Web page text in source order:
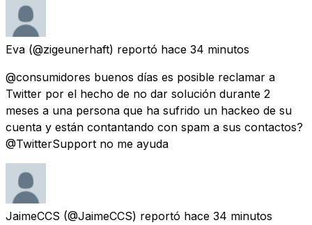
Eva (@zigeunerhaft) reportó hace 34 minutos
@consumidores buenos días es posible reclamar a
Twitter por el hecho de no dar solución durante 2
meses a una persona que ha sufrido un hackeo de su
cuenta y están contantando con spam a sus contactos?
@TwitterSupport no me ayuda
JaimeCCS (@JaimeCCS) reportó hace 34 minutos